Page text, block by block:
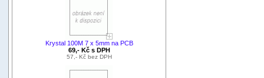
Krystal 100M 7 x 5mm na PCB
69,- Kč s DPH
57,- Kč bez DPH